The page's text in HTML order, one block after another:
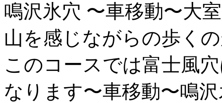
鳴沢氷穴 〜車移動〜大
山を感じながらの歩く
このコースでは富士風
なります〜車移動〜鳴